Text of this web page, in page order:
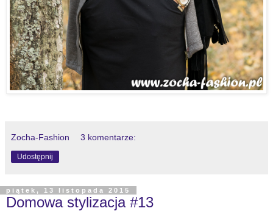
Zocha-Fashion 3 komentarze:
Udostępnij
piątek, 13 listopada 2015
Domowa stylizacja #13